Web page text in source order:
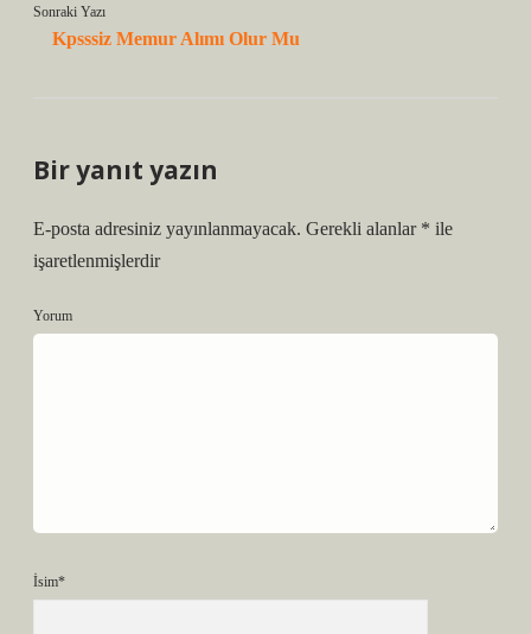
Sonraki Yazı
Kpsssiz Memur Alımı Olur Mu
Bir yanıt yazın
E-posta adresiniz yayınlanmayacak. Gerekli alanlar * ile
işaretlenmişlerdir
Yorum
İsim*